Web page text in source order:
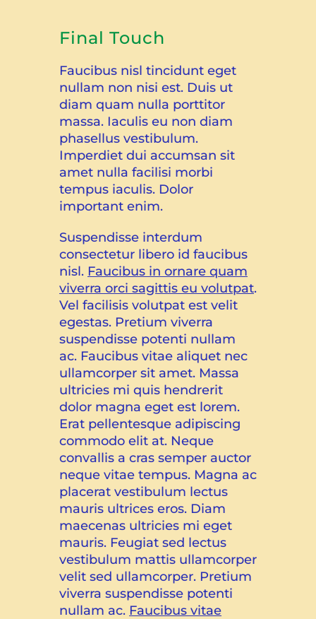
Final Touch
Faucibus nisl tincidunt eget
nullam non nisi est. Duis ut
diam quam nulla porttitor
massa. Iaculis eu non diam
phasellus vestibulum.
Imperdiet dui accumsan sit
amet nulla facilisi morbi
tempus iaculis. Dolor
important enim.
Suspendisse interdum
consectetur libero id faucibus
nisl. Faucibus in ornare quam
viverra orci sagittis eu volutpat.
Vel facilisis volutpat est velit
egestas. Pretium viverra
suspendisse potenti nullam
ac. Faucibus vitae aliquet nec
ullamcorper sit amet. Massa
ultricies mi quis hendrerit
dolor magna eget est lorem.
Erat pellentesque adipiscing
commodo elit at. Neque
convallis a cras semper auctor
neque vitae tempus. Magna ac
placerat vestibulum lectus
mauris ultrices eros. Diam
maecenas ultricies mi eget
mauris. Feugiat sed lectus
vestibulum mattis ullamcorper
velit sed ullamcorper. Pretium
viverra suspendisse potenti
nullam ac. Faucibus vitae